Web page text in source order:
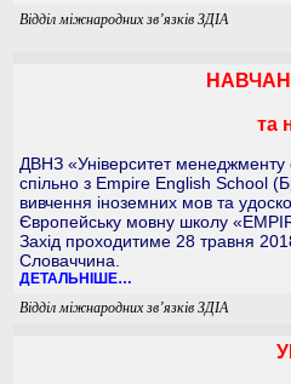
Відділ міжнародних зв’язків ЗДІА
та
ДВНЗ «Університет менеджменту
спільно з Empire English School
вивчення іноземних мов та
Європейську мовну школу
Захід проходитиме 28 травня
Словаччина.
ДЕТАЛЬНІШЕ…
Відділ міжнародних зв’язків ЗДІА